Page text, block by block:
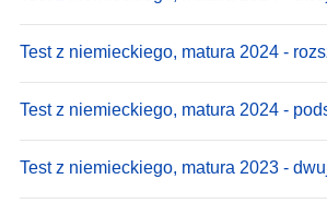
Test z niemieckiego, matura 2024 -
Test z niemieckiego, matura 2024 -
Test z niemieckiego, matura 2023 -